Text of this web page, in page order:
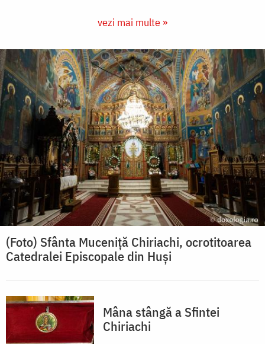
vezi mai multe »
(Foto) Sfânta Muceniță Chiriachi, ocrotitoarea
Catedralei Episcopale din Huși
Mâna stângă a Sfintei
Chiriachi